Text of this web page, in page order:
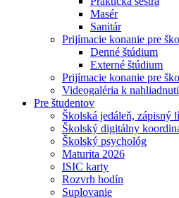
Masér
Sanitár
Prijímacie konanie pre
Denné štúdium
Externé štúdium
Prijímacie konanie pre
Videogaléria k
Pre študentov
Školská jedáleň, zápisný
Školský digitálny
Školský psychológ
Maturita 2026
ISIC karty
Rozvrh hodín
Suplovanie